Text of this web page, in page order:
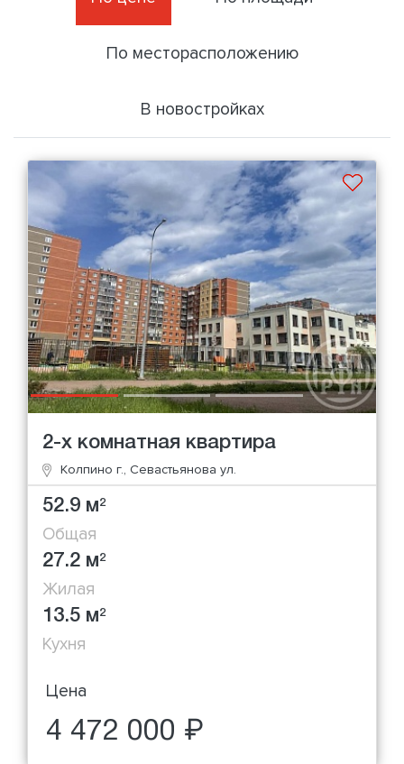
По месторасположению
В новостройках
2-х комнатная квартира
Колпино г., Севастьянова ул.
52.9 м2
Общая
27.2 м2
Жилая
13.5 м2
Кухня
Цена
4 472 000 ₽